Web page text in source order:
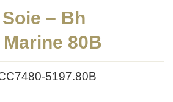
– Bh
80B
5197.80B